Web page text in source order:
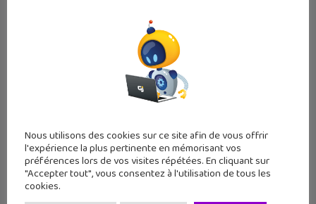
Un guide gratuit t’explique tout sur
Nous utilisons des cookies sur ce site afin de vous offrir
l'expérience la plus pertinente en mémorisant vos
préférences lors de vos visites répétées. En cliquant sur
"Accepter tout", vous consentez à l'utilisation de tous les
cookies.